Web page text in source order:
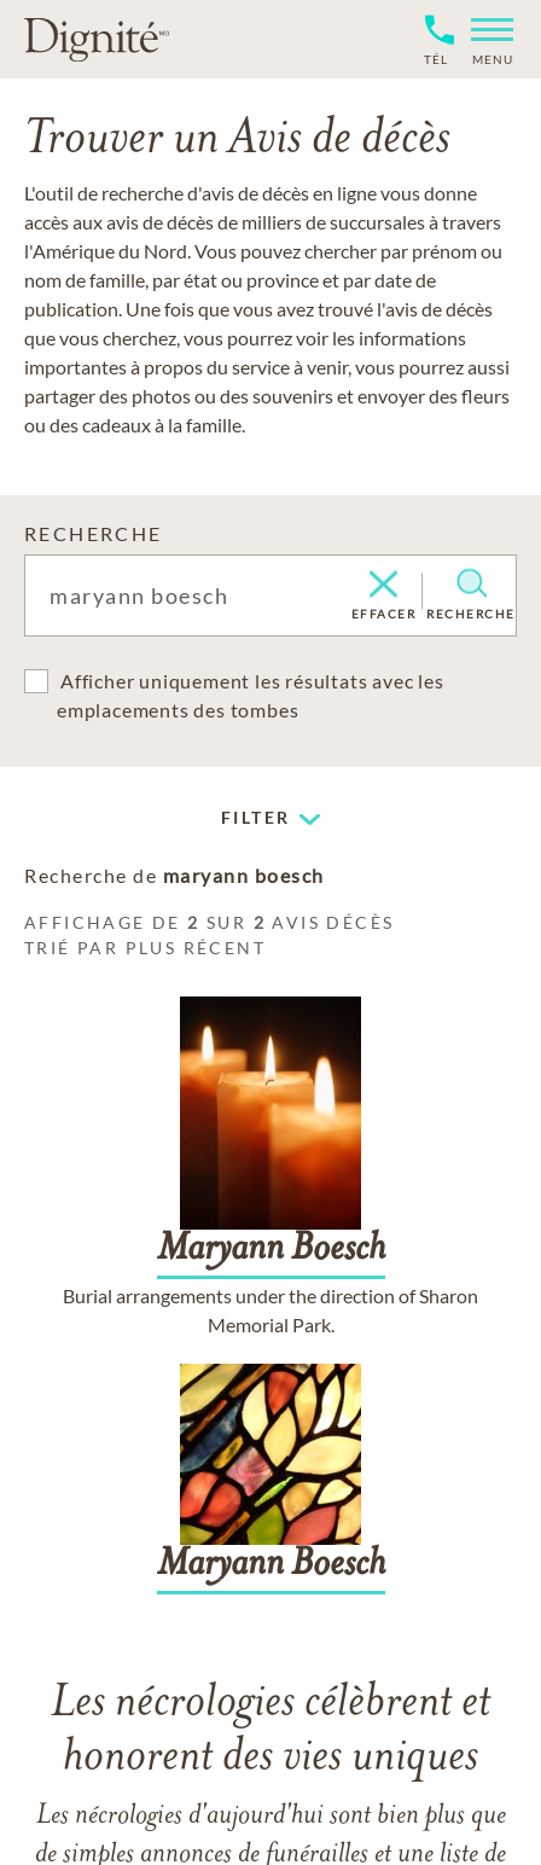
TÉL MENU
Trouver un Avis de décès
L'outil de recherche d'avis de décès en ligne vous donne
accès aux avis de décès de milliers de succursales à travers
l'Amérique du Nord. Vous pouvez chercher par prénom ou
nom de famille, par état ou province et par date de
publication. Une fois que vous avez trouvé l'avis de décès
que vous cherchez, vous pourrez voir les informations
importantes à propos du service à venir, vous pourrez aussi
partager des photos ou des souvenirs et envoyer des fleurs
ou des cadeaux à la famille.
RECHERCHE
EFFACER RECHERCHE
Afficher uniquement les résultats avec les
emplacements des tombes
FILTER
Recherche de maryann boesch
AFFICHAGE DE 2 SUR 2 AVIS DÉCÈS
TRIÉ PAR PLUS RÉCENT
Maryann Boesch
Burial arrangements under the direction of Sharon
Memorial Park.
Maryann Boesch
Les nécrologies célèbrent et
honorent des vies uniques
Les nécrologies d'aujourd'hui sont bien plus que
de simples annonces de funérailles et une liste de